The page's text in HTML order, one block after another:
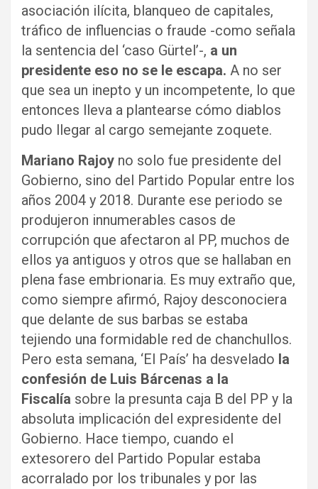
asociación ilícita, blanqueo de capitales,
tráfico de influencias o fraude -como señala
la sentencia del ‘caso Gürtel’-, a un
presidente eso no se le escapa. A no ser
que sea un inepto y un incompetente, lo que
entonces lleva a plantearse cómo diablos
pudo llegar al cargo semejante zoquete.
Mariano Rajoy no solo fue presidente del
Gobierno, sino del Partido Popular entre los
años 2004 y 2018. Durante ese periodo se
produjeron innumerables casos de
corrupción que afectaron al PP, muchos de
ellos ya antiguos y otros que se hallaban en
plena fase embrionaria. Es muy extraño que,
como siempre afirmó, Rajoy desconociera
que delante de sus barbas se estaba
tejiendo una formidable red de chanchullos.
Pero esta semana, ‘El País’ ha desvelado la
confesión de Luis Bárcenas a la
Fiscalía sobre la presunta caja B del PP y la
absoluta implicación del expresidente del
Gobierno. Hace tiempo, cuando el
extesorero del Partido Popular estaba
acorralado por los tribunales y por las